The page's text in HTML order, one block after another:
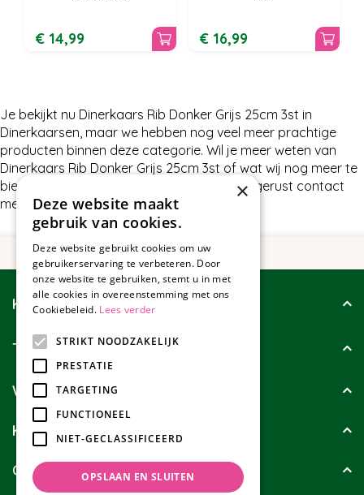
€ 14,99 € 16,99
Je bekijkt nu Dinerkaars Rib Donker Grijs 25cm 3st in
Dinerkaarsen, maar we hebben nog veel meer prachtige
producten binnen deze categorie. Wil je meer weten van
Dinerkaars Rib Donker Grijs 25cm 3st of wat wij nog meer te
bieden hebben in Dinerkaarsen, neem dan gerust contact
met ons op.
Klantenservice
Tuincollectie
Wie zijn wij?
Klanten geven ons
Contact
×
Deze website maakt
gebruik van cookies.
Deze website gebruikt cookies om uw
gebruikerservaring te verbeteren. Door
onze website te gebruiken, stemt u in met
alle cookies in overeenstemming met ons
Cookiebeleid. Lees verder
STRIKT NOODZAKELIJK
PRESTATIE
TARGETING
FUNCTIONEEL
NIET-GECLASSIFICEERD
OPSLAAN EN SLUITEN